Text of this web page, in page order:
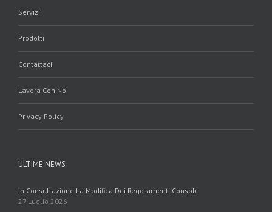
Servizi
Prodotti
Contattaci
Lavora Con Noi
Privacy Policy
ULTIME NEWS
In Consultazione La Modifica Dei Regolamenti Consob
27 Luglio 2026